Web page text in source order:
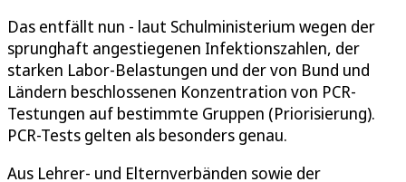
Das entfällt nun - laut Schulministerium wegen der
sprunghaft angestiegenen Infektionszahlen, der
starken Labor-Belastungen und der von Bund und
Ländern beschlossenen Konzentration von PCR-
Testungen auf bestimmte Gruppen (Priorisierung).
PCR-Tests gelten als besonders genau.
Aus Lehrer- und Elternverbänden sowie der